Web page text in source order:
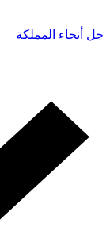
جل أنحاء المملكة